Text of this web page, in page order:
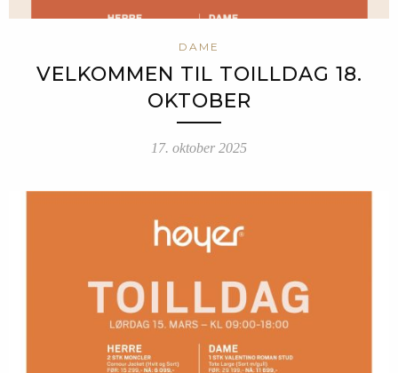
DAME
VELKOMMEN TIL TOILLDAG 18.
OKTOBER
17. oktober 2025